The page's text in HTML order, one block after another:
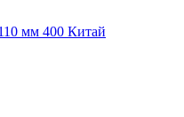
мм 400 Китай